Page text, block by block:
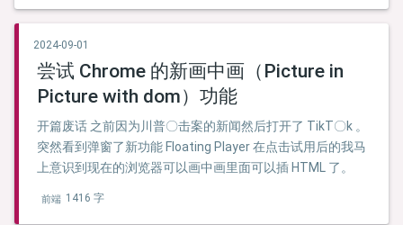
2024-09-01
尝试 Chrome 的新画中画（Picture in
Picture with dom）功能
开篇废话 之前因为川普〇击案的新闻然后打开了 TikT〇k 。
突然看到弹窗了新功能 Floating Player 在点击试用后的我马
上意识到现在的浏览器可以画中画里面可以插 HTML 了。
前端 1416 字